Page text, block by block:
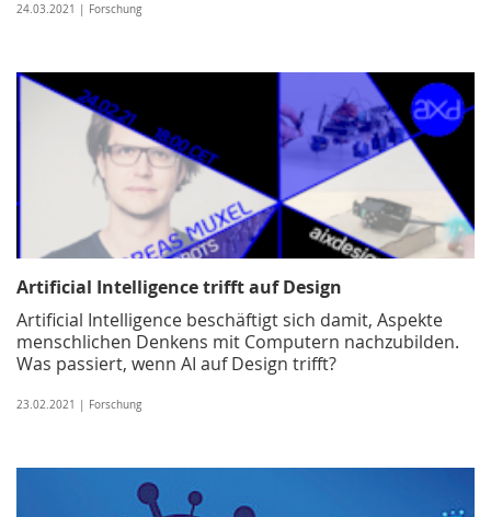
24.03.2021 | Forschung
Artificial Intelligence trifft auf Design
Artificial Intelligence beschäftigt sich damit, Aspekte
menschlichen Denkens mit Computern nachzubilden.
Was passiert, wenn AI auf Design trifft?
23.02.2021 | Forschung